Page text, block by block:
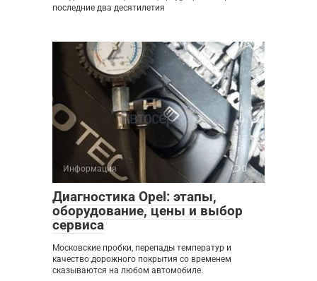
последние два десятилетия
Информация 0
Диагностика Opel: этапы,
оборудование, цены и выбор
сервиса
Московские пробки, перепады температур и
качество дорожного покрытия со временем
сказываются на любом автомобиле.